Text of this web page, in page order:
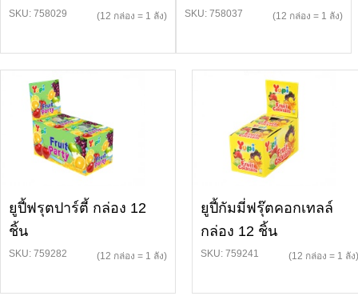
SKU: 758029 (12 กล่อง = 1 ลัง) SKU: 758037 (12 กล่อง = 1 ลัง)
ยูปี้ฟรุตปาร์ตี้ กล่อง 12
ชิ้น
SKU: 759282 (12 กล่อง = 1 ลัง)
ยูปี้กัมมี่ฟรุ๊ตคอกเทลล์
กล่อง 12 ชิ้น
SKU: 759241 (12 กล่อง = 1 ลัง)